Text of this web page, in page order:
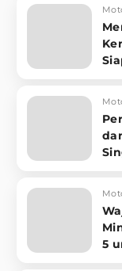
5